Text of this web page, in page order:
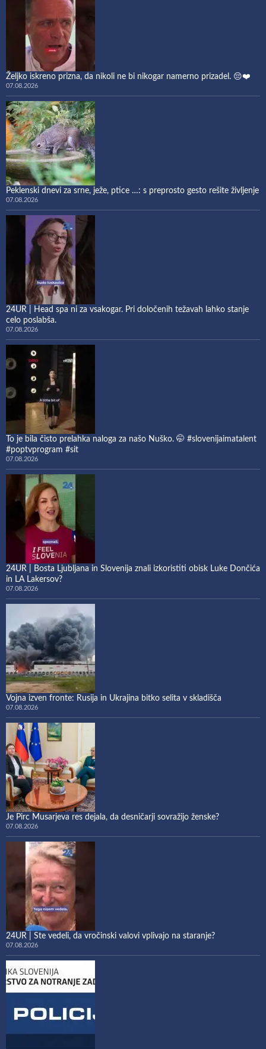
Željko iskreno prizna, da nikoli ne bi nikogar namerno prizadel. 😔❤️
07.08.2026
Peklenski dnevi za srne, ježe, ptice …: s preprosto gesto rešite življenje
07.08.2026
24UR | Head spa ni za vsakogar. Pri določenih težavah lahko stanje
celo poslabša.
07.08.2026
To je bila čisto prelahka naloga za našo Nuško. 🤭 #slovenijaimatalent
#poptvprogram #sit
07.08.2026
24UR | Bosta Ljubljana in Slovenija znali izkoristiti obisk Luke Dončića
in LA Lakersov?
07.08.2026
Vojna izven fronte: Rusija in Ukrajina bitko selita v skladišča
07.08.2026
Je Pirc Musarjeva res dejala, da desničarji sovražijo ženske?
07.08.2026
24UR | Ste vedeli, da vročinski valovi vplivajo na staranje?
07.08.2026